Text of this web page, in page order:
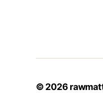
© 2026